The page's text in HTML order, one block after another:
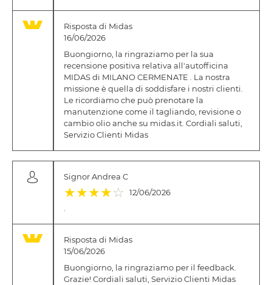
Risposta di Midas
16/06/2026
Buongiorno, la ringraziamo per la sua
recensione positiva relativa all'autofficina
MIDAS di MILANO CERMENATE . La nostra
missione è quella di soddisfare i nostri clienti.
Le ricordiamo che può prenotare la
manutenzione come il tagliando, revisione o
cambio olio anche su midas.it. Cordiali saluti,
Servizio Clienti Midas
Signor Andrea C
(*)
★ (*)
★ (*)
★ (*)
★ ( )
☆
12/06/2026
Risposta di Midas
15/06/2026
Buongiorno, la ringraziamo per il feedback.
Grazie! Cordiali saluti, Servizio Clienti Midas